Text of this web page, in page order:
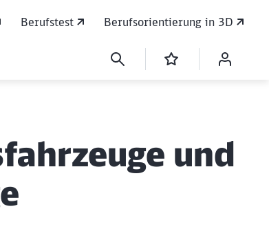
Berufstest Berufsorientierung in 3D
und